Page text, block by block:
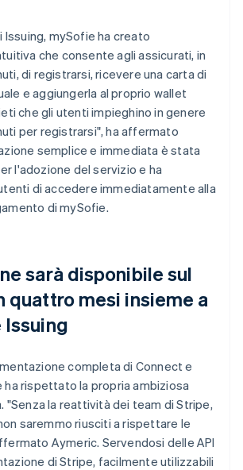
Issuing, mySofie ha creato
che consente agli assicurati, in
di registrarsi, ricevere una carta di
e aggiungerla al proprio wallet
che gli utenti impieghino in genere
per registrarsi", ha affermato
semplice e immediata è stata
l'adozione del servizio e ha
di accedere immediatamente alla
di mySofie.
sarà disponibile sul
quattro mesi insieme a
Issuing
completa di Connect e
ha rispettato la propria ambiziosa
"Senza la reattività dei team di Stripe,
saremmo riusciti a rispettare le
Aymeric. Servendosi delle API
di Stripe, facilmente utilizzabili